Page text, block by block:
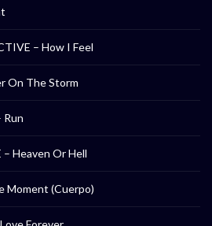
– How I Feel
On The Storm
Run
– Heaven Or Hell
Moment (Cuerpo)